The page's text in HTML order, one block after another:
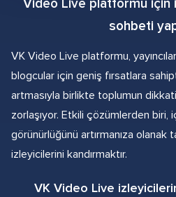
Video Live platformu için
sohbeti
VK Video Live platformu,
blogcular için geniş fırsatlara
artmasıyla birlikte toplumun
zorlaşıyor. Etkili çözümlerden biri,
görünürlüğünü artırmanıza olanak
izleyicilerini kandırmaktır.
VK Video Live